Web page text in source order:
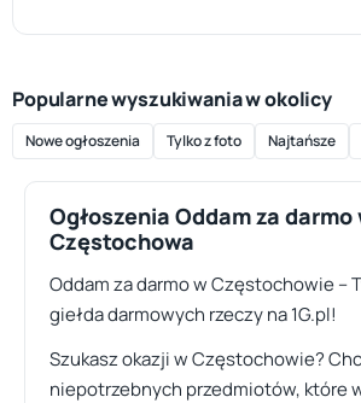
Popularne wyszukiwania w okolicy
Nowe ogłoszenia Tylko z foto Najtańsze
Ogłoszenia Oddam za darmo
Częstochowa
Oddam za darmo w Częstochowie –
giełda darmowych rzeczy na 1G.pl!
Szukasz okazji w Częstochowie?
niepotrzebnych przedmiotów, które